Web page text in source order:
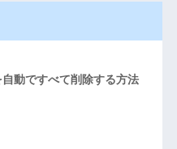
動ですべて削除する方法